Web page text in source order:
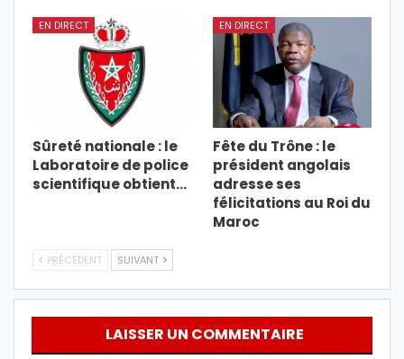
EN DIRECT
Sûreté nationale : le
Laboratoire de police
scientifique obtient…
EN DIRECT
Fête du Trône : le
président angolais
adresse ses
félicitations au Roi du
Maroc
PRÉCÉDENT SUIVANT
LAISSER UN COMMENTAIRE